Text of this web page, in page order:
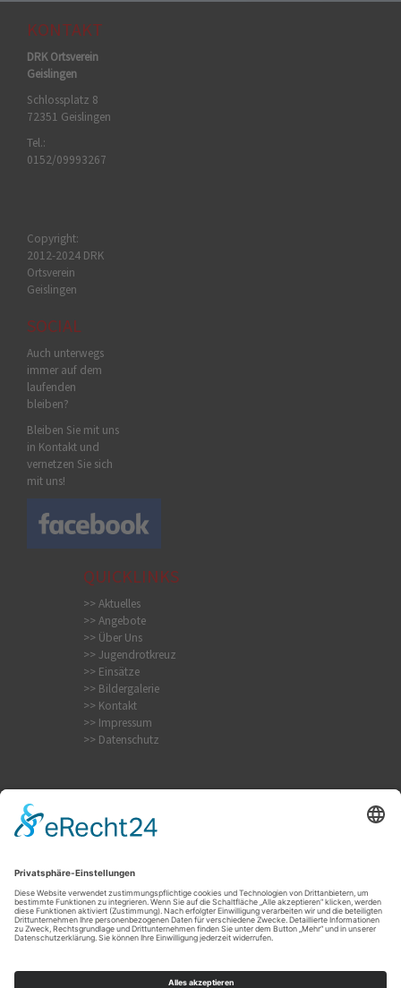
KONTAKT
DRK Ortsverein
Geislingen
Schlossplatz 8
72351 Geislingen
Tel.:
0152/09993267
Copyright:
2012-2024 DRK
Ortsverein
Geislingen
SOCIAL
Auch unterwegs
immer auf dem
laufenden
bleiben?
Bleiben Sie mit uns
in Kontakt und
vernetzen Sie sich
mit uns!
QUICKLINKS
>> Aktuelles
>> Angebote
>> Über Uns
>> Jugendrotkreuz
>> Einsätze
>> Bildergalerie
>> Kontakt
>> Impressum
>> Datenschutz
Internistischer Notfall